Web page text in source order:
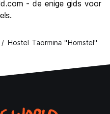
- de enige gids voor
Hostel Taormina "Homstel"